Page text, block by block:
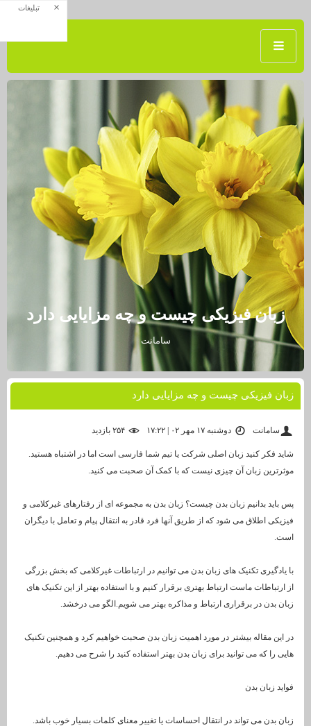
زبان فیزیکی چیست و چه مزایایی دارد
سامانت
زبان فیزیکی چیست و چه مزایایی دارد
سامانت دوشنبه ۱۷ مهر ۰۲ | ۱۷:۲۲ ۲۵۴ بازديد
شاید فکر کنید زبان اصلی شرکت یا تیم شما فارسی است اما در اشتباه هستید.
موثرترین زبان آن چیزی نیست که با کمک آن صحبت می کنید.
پس باید بدانیم زبان بدن چیست؟ زبان بدن به مجموعه ای از رفتارهای غیرکلامی و
فیزیکی اطلاق می شود که از طریق آنها فرد قادر به انتقال پیام و تعامل با دیگران
است.
با یادگیری تکنیک های زبان بدن می توانیم در ارتباطات غیرکلامی که بخش بزرگی
از ارتباطات ماست ارتباط بهتری برقرار کنیم و با استفاده بهتر از این تکنیک های
زبان بدن در برقراری ارتباط و مذاکره بهتر می شویم.الگو می درخشد.
در این مقاله بیشتر در مورد اهمیت زبان بدن صحبت خواهیم کرد و همچنین تکنیک
هایی را که می توانید برای زبان بدن بهتر استفاده کنید را شرح می دهیم.
فواید زبان بدن
زبان بدن می تواند در انتقال احساسات یا تغییر معنای کلمات بسیار خوب باشد.
تبلیغات